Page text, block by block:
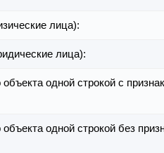
лица):
лица):
объекта одной строкой с
одной строкой без